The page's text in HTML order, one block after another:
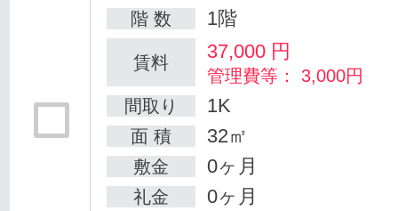
階 数 1階
賃料 37,000 円
管理費等： 3,000円
間取り
1K
面 積 32㎡
敷金 0ヶ月
礼金 0ヶ月